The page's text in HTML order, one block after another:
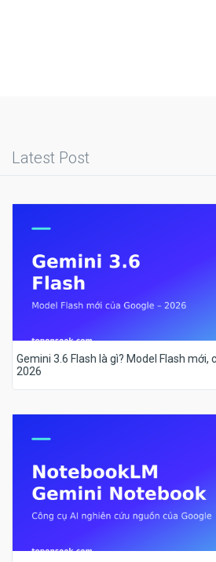
Latest Post
Gemini 3.6 Flash là gì? Model Flash mới,
2026